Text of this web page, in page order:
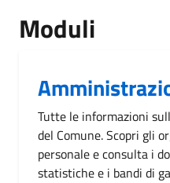
Moduli
Tutte le informazioni
del Comune. Scopri gli
personale e consulta i
statistiche e i bandi di